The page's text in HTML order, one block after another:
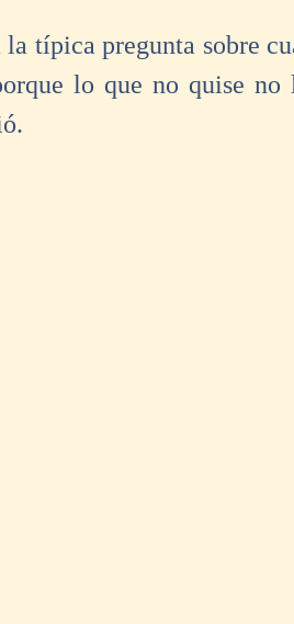
típica pregunta sobre
lo que no quise no